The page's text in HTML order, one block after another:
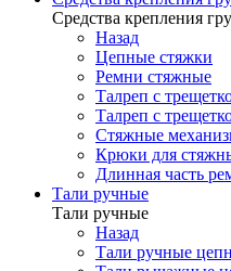
Средства крепления
Назад
Цепные стяжки
Ремни стяжные
Талреп с
Талреп с
Стяжные
Крюки для
Длинная часть
Тали ручные
Тали ручные
Назад
Тали ручные